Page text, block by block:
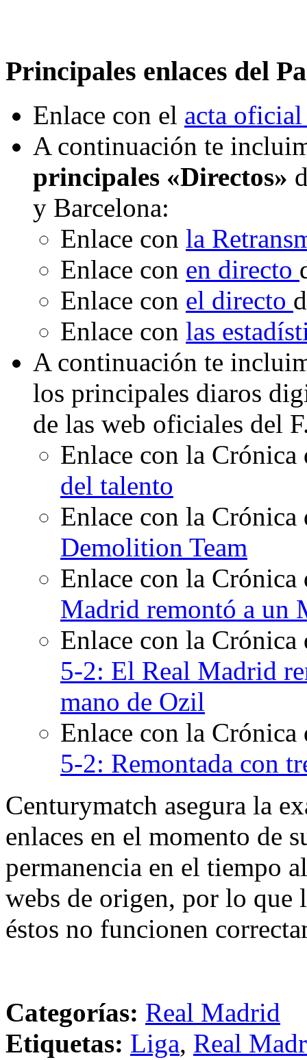
Principales enlaces del
Enlace con el acta
A continuación te
principales «Directos»
y Barcelona:
Enlace con la
Enlace con en directo
Enlace con el directo
Enlace con las
A continuación te
los principales diaros
de las web oficiales del
Enlace con la
del talento
Enlace con la
Demolition Team
Enlace con la
Madrid remontó a un
Enlace con la
5-2: El Real Madrid
mano de Ozil
Enlace con la
5-2: Remontada con
Centurymatch asegura la
enlaces en el momento de
permanencia en el tiempo
webs de origen, por lo que
éstos no funcionen
Categorías: Real Madrid
Etiquetas: Liga, Real